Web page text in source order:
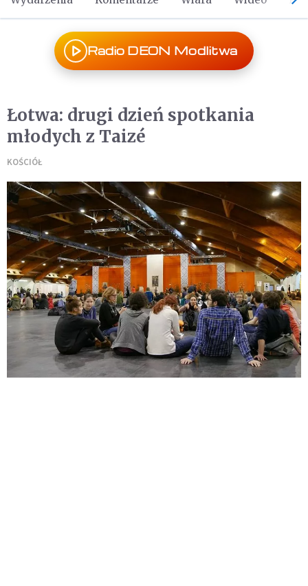
Radio DEON Modlitwa
Łotwa: drugi dzień spotkania
młodych z Taizé
KOŚCIÓŁ